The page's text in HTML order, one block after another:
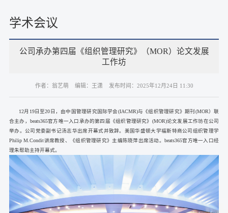
学术会议
公司承办第四届《组织管理研究》（MOR）论文发展
工作坊
作者：翁艺萌 编辑：王潇 发布时间：2025年12月24日 11:30
12月19日至20日，由中国管理研究国际学会(IACMR)与《组织管理研究》期刊(MOR）联
合主办，beats365官方唯一入口承办的第四届《组织管理研究》(MOR)论文发展工作坊在公司
举办。公司党委副书记汤志华出席开幕式并致辞。美国华盛顿大学福斯特商公司组织管理学
Philip M.Condit讲席教授、《组织管理研究》主编陈晓萍出席活动。beats365官方唯一入口经
理朱帮助主持开幕式。